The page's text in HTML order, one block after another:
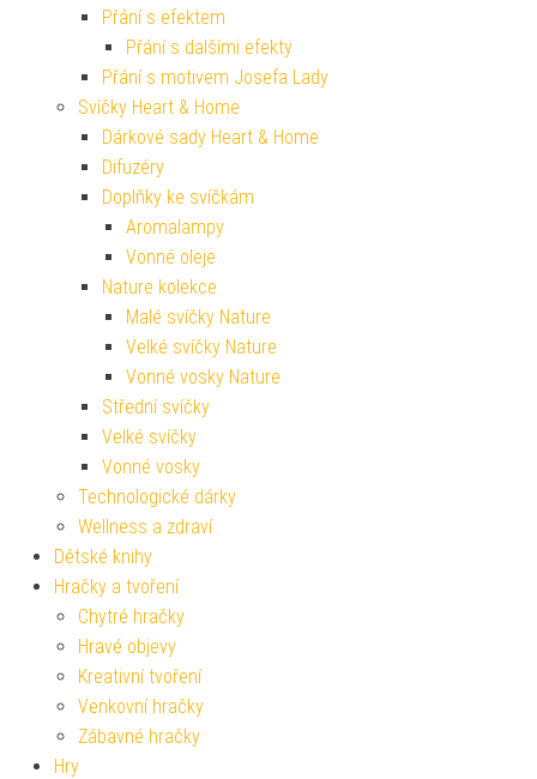
Přání s efektem
Přání s dalšími efekty
Přání s motivem Josefa Lady
Svíčky Heart & Home
Dárkové sady Heart & Home
Difuzéry
Doplňky ke svíčkám
Aromalampy
Vonné oleje
Nature kolekce
Malé svíčky Nature
Velké svíčky Nature
Vonné vosky Nature
Střední svíčky
Velké svíčky
Vonné vosky
Technologické dárky
Wellness a zdraví
Dětské knihy
Hračky a tvoření
Chytré hračky
Hravé objevy
Kreativní tvoření
Venkovní hračky
Zábavné hračky
Hry